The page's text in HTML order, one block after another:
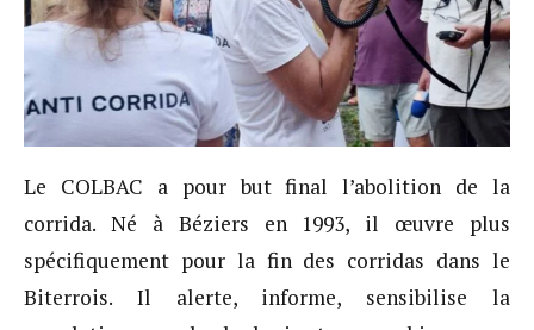
Le COLBAC a pour but final l’abolition de la
corrida. Né à Béziers en 1993, il œuvre plus
spécifiquement pour la fin des corridas dans le
Biterrois. Il alerte, informe, sensibilise la